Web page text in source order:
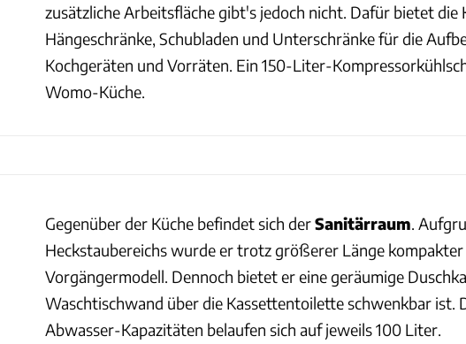
zusätzliche Arbeitsfläche gibt's jedoch nicht. Dafür bietet die
Hängeschränke, Schubladen und Unterschränke für die
Kochgeräten und Vorräten. Ein 150-Liter-
Womo-Küche.
Gegenüber der Küche befindet sich derSanitärraum.
Heckstaubereichs wurde er trotz größerer Länge
Vorgängermodell. Dennoch bietet er eine geräumige
Waschtischwand über die Kassettentoilette schwenkbar ist.
Abwasser-Kapazitäten belaufen sich auf jeweils 100 Liter.